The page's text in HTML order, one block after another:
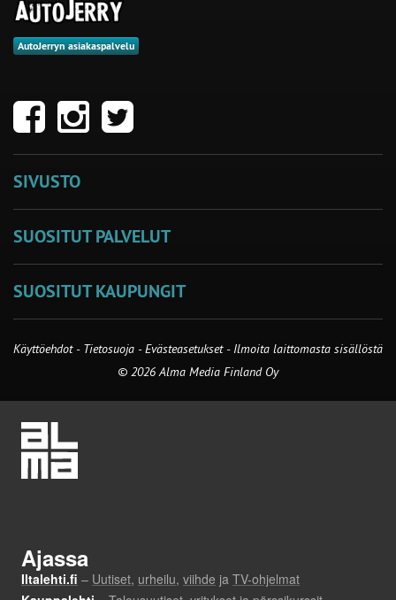
AutoJerryn asiakaspalvelu
SIVUSTO
SUOSITUT PALVELUT
SUOSITUT KAUPUNGIT
Käyttöehdot - Tietosuoja -Evästeasetukset- Ilmoita laittomasta sisällöstä
© 2026 Alma Media Finland Oy